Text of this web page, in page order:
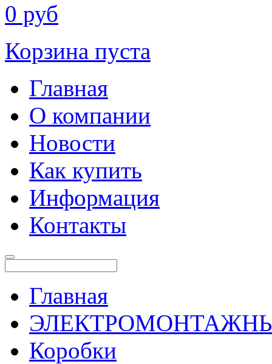
0 руб
Корзина пуста
Главная
О компании
Новости
Как купить
Информация
Контакты
Главная
Коробки